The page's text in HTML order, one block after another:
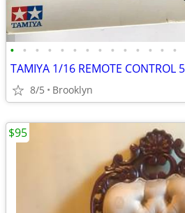
• • • • • • • • • • • • • •
8/5 Brooklyn
$95